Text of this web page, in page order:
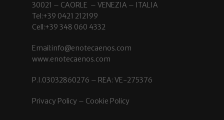
30021 – CAORLE – VENEZIA – ITALIA
Tel:+39 0421 212199
Cell:+39 348 060 4332
Email:info@enotecaenos.com
www.enotecaenos.com
P.I.03032860276 – REA: VE-275376
Privacy Policy – Cookie Policy